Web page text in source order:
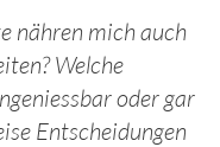
nähren mich auch
Welche
oder gar
Entscheidungen